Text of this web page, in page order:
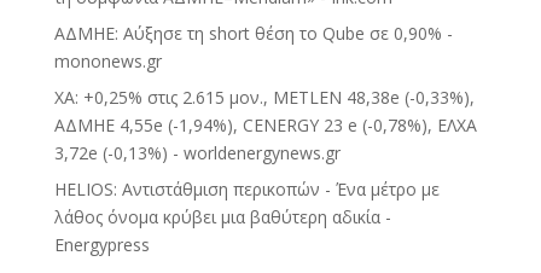
ΑΔΜΗΕ: Αύξησε τη short θέση το Qube σε 0,90% -
mononews.gr
ΧΑ: +0,25% στις 2.615 μον., METLEN 48,38e (-0,33%),
ΑΔΜΗΕ 4,55e (-1,94%), CENERGY 23 e (-0,78%), ΕΛΧΑ
3,72e (-0,13%) - worldenergynews.gr
HELIOS: Αντιστάθμιση περικοπών - Ένα μέτρο με
λάθος όνομα κρύβει μια βαθύτερη αδικία -
Energypress